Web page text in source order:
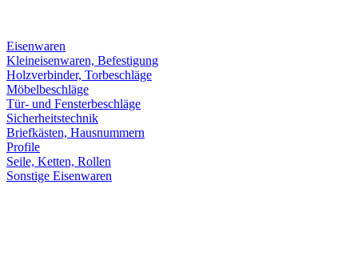
Eisenwaren
Kleineisenwaren, Befestigung
Holzverbinder, Torbeschläge
Möbelbeschläge
Tür- und Fensterbeschläge
Sicherheitstechnik
Briefkästen, Hausnummern
Profile
Seile, Ketten, Rollen
Sonstige Eisenwaren